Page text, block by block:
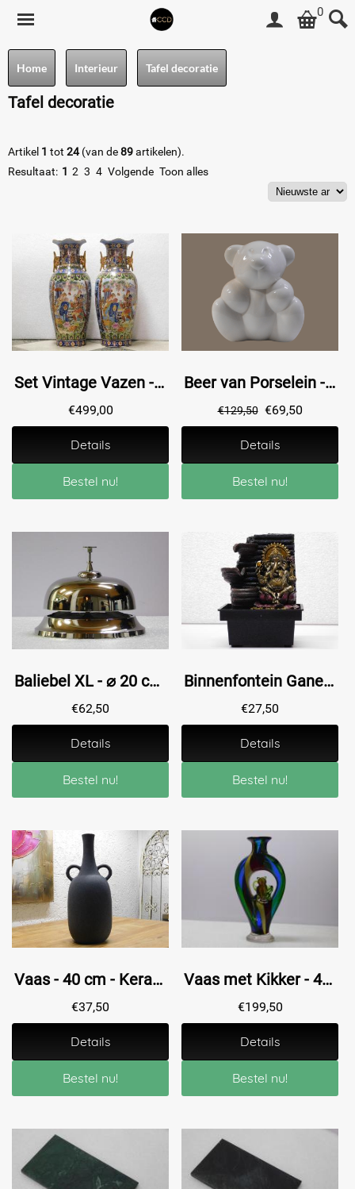
0
Home Interieur Tafel decoratie
Tafel decoratie
Artikel 1 tot 24(van de89artikelen).
Resultaat: 1 2 3 4 Volgende Toon alles
Set Vintage Vazen - 60 cm - Porselein - Aziatische Stijl
€499,00
Details
Bestel nu!
Beer van Porselein - 28 cm - Ivoor - Royal Boch
€129,50 €69,50
Details
Bestel nu!
Baliebel XL - ⌀ 20 cm - Alu Vernikkeld
€62,50
Details
Bestel nu!
Binnenfontein Ganesha - 18 cm - Polystone
€27,50
Details
Bestel nu!
Vaas - 40 cm - Keramiek
€37,50
Details
Bestel nu!
Vaas met Kikker - 45 cm - Vol in Kleur
€199,50
Details
Bestel nu!